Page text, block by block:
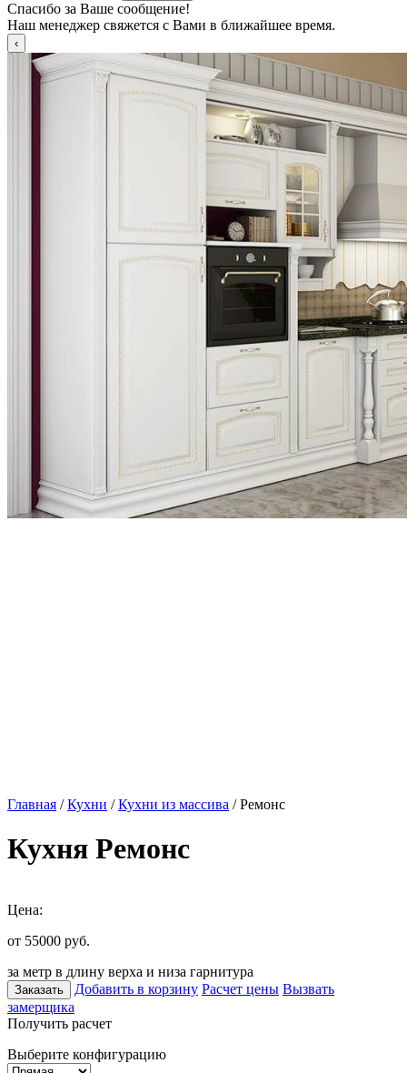
Спасибо за Ваше сообщение!
Наш менеджер свяжется с Вами в ближайшее время.
Главная /Кухни /Кухни из массива / Ремонс
Кухня Ремонс
Цена:
от 55000 руб.
за метр в длину верха и низа гарнитура
Заказать Добавить в корзину Расчет цены Вызвать
замерщика
Получить расчет
Выберите конфигурацию